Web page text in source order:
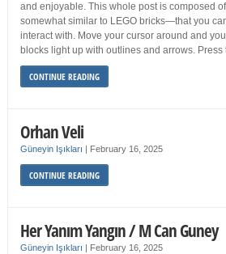
and enjoyable. This whole post is composed
somewhat similar to LEGO bricks—that you
interact with. Move your cursor around and
blocks light up with outlines and arrows.
CONTINUE READING
Orhan Veli
Güneyin Işıkları | February 16, 2025
CONTINUE READING
Her Yanım Yangın / M Can Guney
Güneyin Işıkları | February 16, 2025